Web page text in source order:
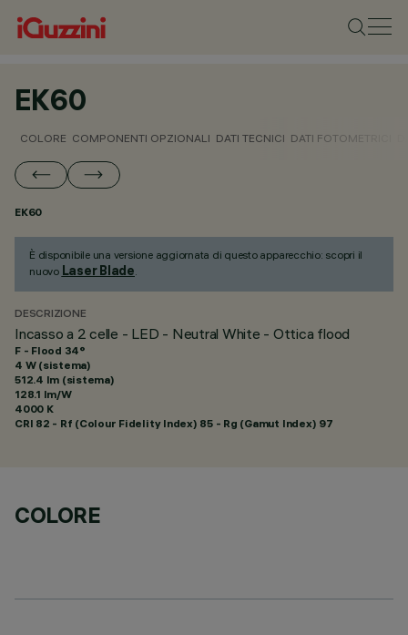
EK60
COLORE COMPONENTI OPZIONALI DATI TECNICI DATI FOTOMETRICI
EK60
È disponibile una versione aggiornata di questo apparecchio: scopri il
nuovo Laser Blade.
DESCRIZIONE
Incasso a 2 celle - LED - Neutral White - Ottica flood
F - Flood 34°
4 W (sistema)
512.4 lm (sistema)
128.1 lm/W
4000 K
CRI 82 - Rf (Colour Fidelity Index) 85 - Rg (Gamut Index) 97
COLORE